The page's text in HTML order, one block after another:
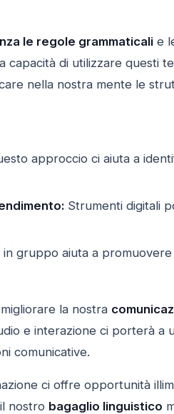
le regole grammaticalie
capacità di utilizzare questi
nella nostra mente le
approccio ci aiuta a
Strumenti digitali
gruppo aiuta a
la nostra
e interazione ci porterà a
comunicative.
ci offre opportunità
nostro bagaglio linguistico